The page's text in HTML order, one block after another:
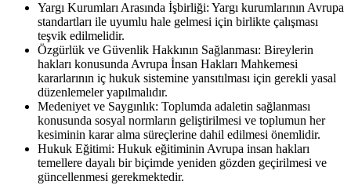
Yargı​ Kurumları Arasında İşbirliği: Yargı kurumlarının Avrupa
standartları ile uyumlu hale gelmesi ​için‍ birlikte çalışması
teşvik edilmelidir.
Özgürlük ve Güvenlik Hakkının Sağlanması: Bireylerin
hakları konusunda Avrupa İnsan ‌Hakları Mahkemesi
kararlarının⁢ iç hukuk sistemine ‌yansıtılması ⁣için gerekli yasal
‌düzenlemeler yapılmalıdır.
Medeniyet ve Saygınlık: Toplumda adaletin sağlanması
konusunda sosyal normların geliştirilmesi ⁢ve toplumun her
kesiminin‌ karar alma süreçlerine dahil edilmesi önemlidir.
Hukuk Eğitimi: Hukuk eğitiminin Avrupa insan hakları
temellere dayalı bir biçimde yeniden gözden geçirilmesi ve
güncellenmesi‌ gerekmektedir.